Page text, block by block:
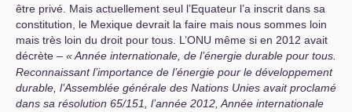
être privé. Mais actuellement seul l’Equateur l’a inscrit dans sa
constitution, le Mexique devrait la faire mais nous sommes loin
mais très loin du droit pour tous. L’ONU même si en 2012 avait
décrète – «Année internationale, de l’énergie durable pour tous.
Reconnaissant l’importance de l’énergie pour le développement
durable, l’Assemblée générale des Nations Unies avait proclamé
dans sa résolution 65/151, l’année 2012, Année internationale